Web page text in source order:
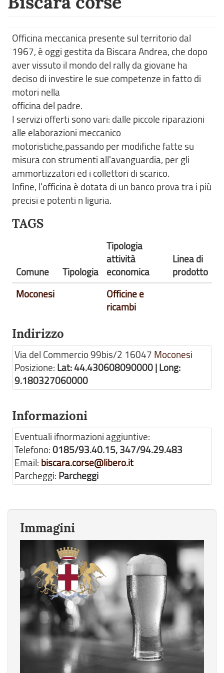
Officina meccanica presente sul territorio dal
1967, è oggi gestita da Biscara Andrea, che dopo
aver vissuto il mondo del rally da giovane ha
deciso di investire le sue competenze in fatto di
motori nella
officina del padre.
I servizi offerti sono vari: dalle piccole riparazioni
alle elaborazioni meccanico
motoristiche,passando per modifiche fatte su
misura con strumenti all'avanguardia, per gli
ammortizzatori ed i collettori di scarico.
Infine, l'officina è dotata di un banco prova tra i più
precisi e potenti n liguria.
TAGS
Comune Tipologia
Tipologia
attività
economica
Linea di
prodotto
Moconesi
Officine e
ricambi
Indirizzo
Via del Commercio 99bis/2 16047 Moconesi
Posizione: Lat: 44.430608090000 | Long:
9.180327060000
Informazioni
Eventuali ifnormazioni aggiuntive:
Telefono:0185/93.40.15, 347/94.29.483
Email: biscara.corse@libero.it
Parcheggi: Parcheggi
Immagini